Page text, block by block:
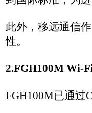
该模组工作于‌850–950
尽管目前公开信息中尚
射频性能和安全性方面
此外，Wi-Fi HaLow技
3. FGH100M Wi-Fi